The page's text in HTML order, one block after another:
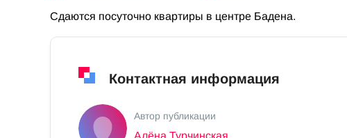
Сдаются посуточно квартиры в центре Бадена.
Контактная информация
Автор публикации
Алёна Турчинская